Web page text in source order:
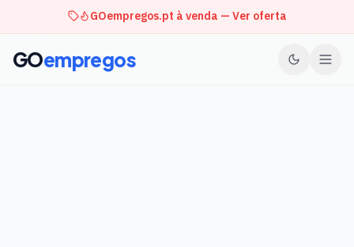
GOempregos.pt à venda — Ver oferta
GOempregos